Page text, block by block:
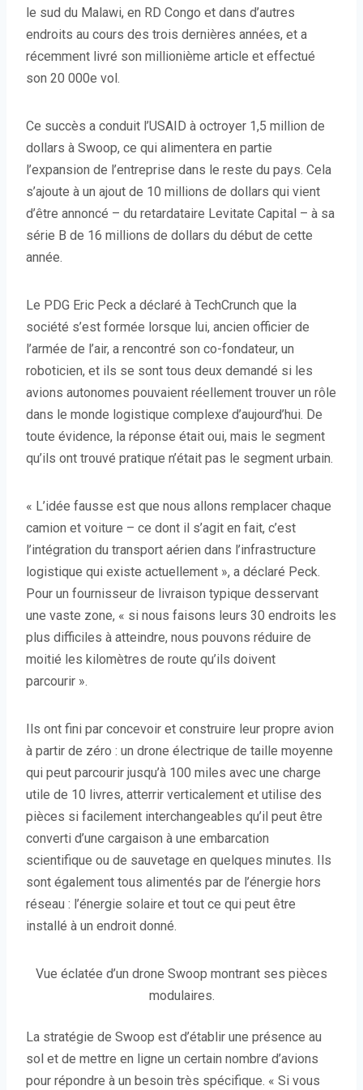
le sud du Malawi, en RD Congo et dans d’autres
endroits au cours des trois dernières années, et a
récemment livré son millionième article et effectué
son 20 000e vol.
Ce succès a conduit l’USAID à octroyer 1,5 million de
dollars à Swoop, ce qui alimentera en partie
l’expansion de l’entreprise dans le reste du pays. Cela
s’ajoute à un ajout de 10 millions de dollars qui vient
d’être annoncé – du retardataire Levitate Capital – à sa
série B de 16 millions de dollars du début de cette
année.
Le PDG Eric Peck a déclaré à TechCrunch que la
société s’est formée lorsque lui, ancien officier de
l’armée de l’air, a rencontré son co-fondateur, un
roboticien, et ils se sont tous deux demandé si les
avions autonomes pouvaient réellement trouver un rôle
dans le monde logistique complexe d’aujourd’hui. De
toute évidence, la réponse était oui, mais le segment
qu’ils ont trouvé pratique n’était pas le segment urbain.
« L’idée fausse est que nous allons remplacer chaque
camion et voiture – ce dont il s’agit en fait, c’est
l’intégration du transport aérien dans l’infrastructure
logistique qui existe actuellement », a déclaré Peck.
Pour un fournisseur de livraison typique desservant
une vaste zone, « si nous faisons leurs 30 endroits les
plus difficiles à atteindre, nous pouvons réduire de
moitié les kilomètres de route qu’ils doivent
parcourir ».
Ils ont fini par concevoir et construire leur propre avion
à partir de zéro : un drone électrique de taille moyenne
qui peut parcourir jusqu’à 100 miles avec une charge
utile de 10 livres, atterrir verticalement et utilise des
pièces si facilement interchangeables qu’il peut être
converti d’une cargaison à une embarcation
scientifique ou de sauvetage en quelques minutes. Ils
sont également tous alimentés par de l’énergie hors
réseau : l’énergie solaire et tout ce qui peut être
installé à un endroit donné.
Vue éclatée d’un drone Swoop montrant ses pièces
modulaires.
La stratégie de Swoop est d’établir une présence au
sol et de mettre en ligne un certain nombre d’avions
pour répondre à un besoin très spécifique. « Si vous